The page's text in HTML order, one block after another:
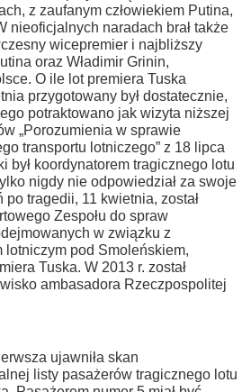
z zaufanym człowiekiem Putina,
nieoficjalnych naradach brał także
wicepremier i najbliższy
oraz Władimir Grinin,
O ile lot premiera Tuska
przygotowany był dostatecznie,
potraktowano jak wizyta niższej
„Porozumienia w sprawie
transportu lotniczego” z 18 lipca
był koordynatorem tragicznego lotu
nigdy nie odpowiedział za swoje
po tragedii, 11 kwietnia, został
Zespołu do spraw
w związku z
lotniczym pod Smoleńskiem,
Tuska. W 2013 r. został
ambasadora Rzeczpospolitej
ujawniła skan
listy pasażerów tragicznego lotu